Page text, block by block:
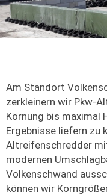
Am Standort
zerkleinern wir Pkw-
Körnung bis maximal
Ergebnisse liefern zu
Altreifenschredder
modernen
Volkenschwand
können wir